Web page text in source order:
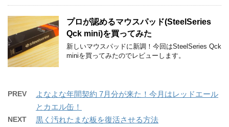
プロが認めるマウスパッド(SteelSeries
Qck mini)を買ってみた
新しいマウスパッドに新調！今回はSteelSeries Qck
miniを買ってみたのでレビューします。
PREV
よなよな年間契約 7月分が来た！今月はレッドエール
とカエル缶！
NEXT 黒く汚れたまな板を復活させる方法